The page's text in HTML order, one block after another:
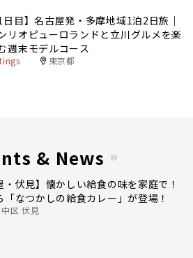
1日目】名古屋発・多摩地域1泊2日旅｜
リオピューロランドと立川グルメを楽
週末モデルコース
東京都
& News
・伏見】懐かしい給食の味を家庭で！
「なつかしの給食カレー」が登場！
区 伏見